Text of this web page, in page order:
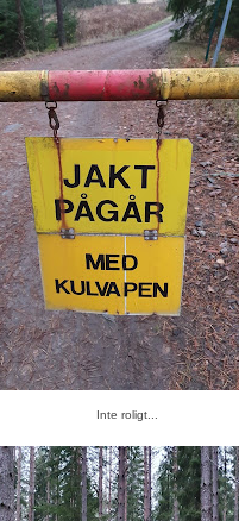
Inte roligt...